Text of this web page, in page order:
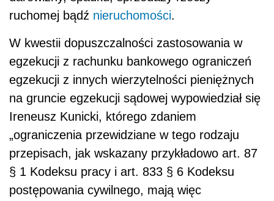
ruchomej bądź nieruchomości.
W kwestii dopuszczalności zastosowania w
egzekucji z rachunku bankowego ograniczeń
egzekucji z innych wierzytelności pieniężnych
na gruncie egzekucji sądowej wypowiedział się
Ireneusz Kunicki, którego zdaniem
„ograniczenia przewidziane w tego rodzaju
przepisach, jak wskazany przykładowo art. 87
§ 1 Kodeksu pracy i art. 833 § 6 Kodeksu
postępowania cywilnego, mają więc